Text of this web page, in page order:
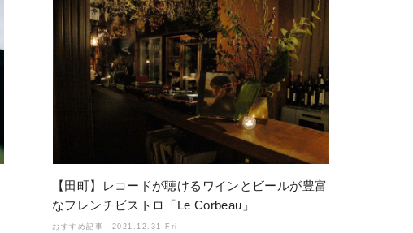
【田町】レコードが聴けるワインとビールが豊富
なフレンチビストロ「Le Corbeau」
おすすめ記事｜ 2021.12.31 Fri